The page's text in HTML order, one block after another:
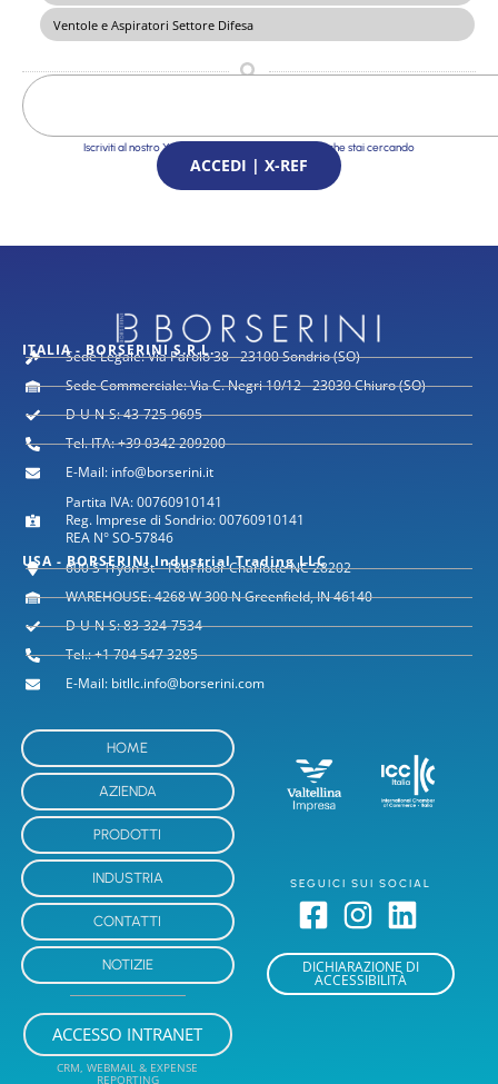
Ventole e Aspiratori Settore Difesa
Iscriviti al nostro X-Ref Service e trova le Soluzioni che stai cercando
ACCEDI | X-REF
ITALIA - BORSERINI S.R.L.
Sede Legale: Via Parolo 38 - 23100 Sondrio (SO)
Sede Commerciale: Via C. Negri 10/12 - 23030 Chiuro (SO)
D-U-N-S: 43-725-9695
Tel. ITA: +39 0342 209200
E-Mail: info@borserini.it
Partita IVA: 00760910141
Reg. Imprese di Sondrio: 00760910141
REA N° SO-57846
USA - BORSERINI Industrial Trading LLC
600 S Tryon St - 18th floor Charlotte NC 28202
WAREHOUSE: 4268 W 300 N Greenfield, IN 46140
D-U-N-S: 83-324-7534
Tel.: +1 704 547 3285
E-Mail: bitllc.info@borserini.com
HOME
AZIENDA
PRODOTTI
INDUSTRIA
CONTATTI
NOTIZIE
ACCESSO INTRANET
CRM, WEBMAIL & EXPENSE
REPORTING
SEGUICI SUI SOCIAL
DICHIARAZIONE DI
ACCESSIBILITÀ